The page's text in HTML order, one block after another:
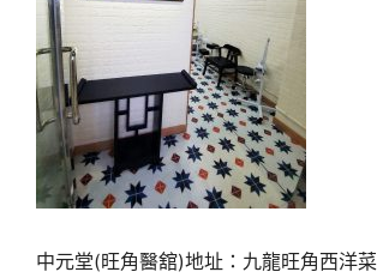
中元堂(旺角醫舘)地址：九龍旺角西洋